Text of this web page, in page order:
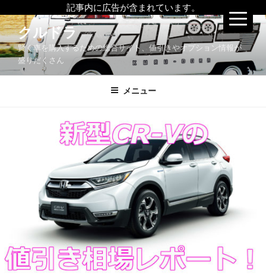
記事内に広告が含まれています。
コ
ン
テ
ツ
クルドラ
賢く車を購入するための総合サイト、値引きやオプション情報が
盛りだくさん
メニュー